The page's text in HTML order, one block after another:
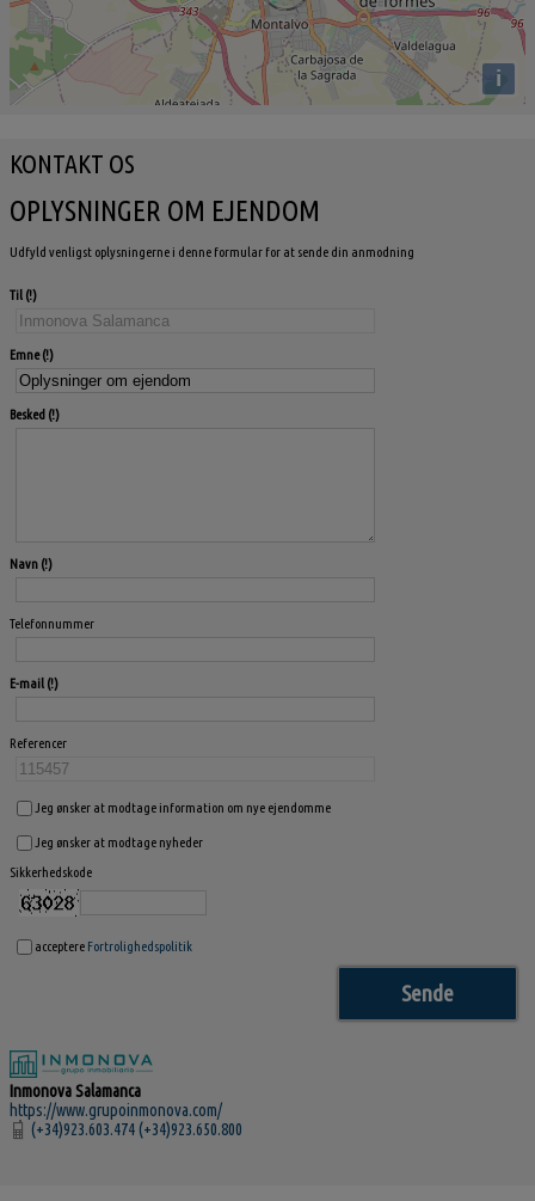
i
KONTAKT OS
OPLYSNINGER OM EJENDOM
Udfyld venligst oplysningerne i denne formular for at sende din anmodning
Til
Emne
Besked
Navn
Telefonnummer
E-mail
Referencer
Jeg ønsker at modtage information om nye ejendomme
Jeg ønsker at modtage nyheder
Sikkerhedskode
acceptere Fortrolighedspolitik
Inmonova Salamanca
https://www.grupoinmonova.com/
(+34)923.603.474 (+34)923.650.800